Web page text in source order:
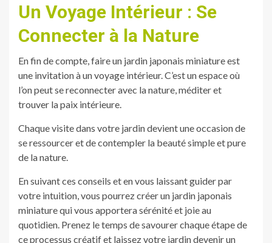
Un Voyage Intérieur : Se
Connecter à la Nature
En fin de compte, faire un jardin japonais miniature est
une invitation à un voyage intérieur. C’est un espace où
l’on peut se reconnecter avec la nature, méditer et
trouver la paix intérieure.
Chaque visite dans votre jardin devient une occasion de
se ressourcer et de contempler la beauté simple et pure
de la nature.
En suivant ces conseils et en vous laissant guider par
votre intuition, vous pourrez créer un jardin japonais
miniature qui vous apportera sérénité et joie au
quotidien. Prenez le temps de savourer chaque étape de
ce processus créatif et laissez votre jardin devenir un